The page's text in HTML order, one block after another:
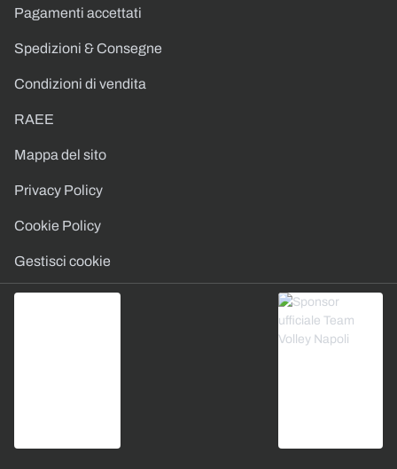
Pagamenti accettati
Spedizioni & Consegne
Condizioni di vendita
RAEE
Mappa del sito
Privacy Policy
Cookie Policy
Gestisci cookie